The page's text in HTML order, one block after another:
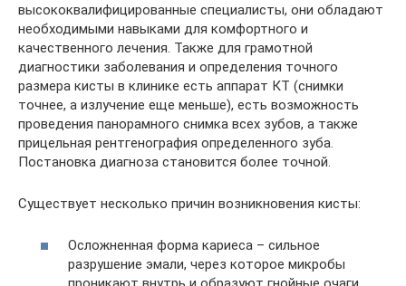
высококвалифицированные специалисты, они обладают
необходимыми навыками для комфортного и
качественного лечения. Также для грамотной
диагностики заболевания и определения точного
размера кисты в клинике есть аппарат КТ (снимки
точнее, а излучение еще меньше), есть возможность
проведения панорамного снимка всех зубов, а также
прицельная рентгенография определенного зуба.
Постановка диагноза становится более точной.
Существует несколько причин возникновения кисты:
Осложненная форма кариеса – сильное
разрушение эмали, через которое микробы